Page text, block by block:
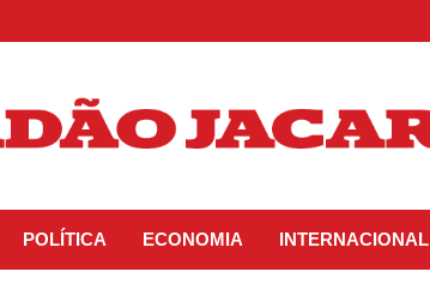
POLÍTICA ECONOMIA INTERNACIONAL